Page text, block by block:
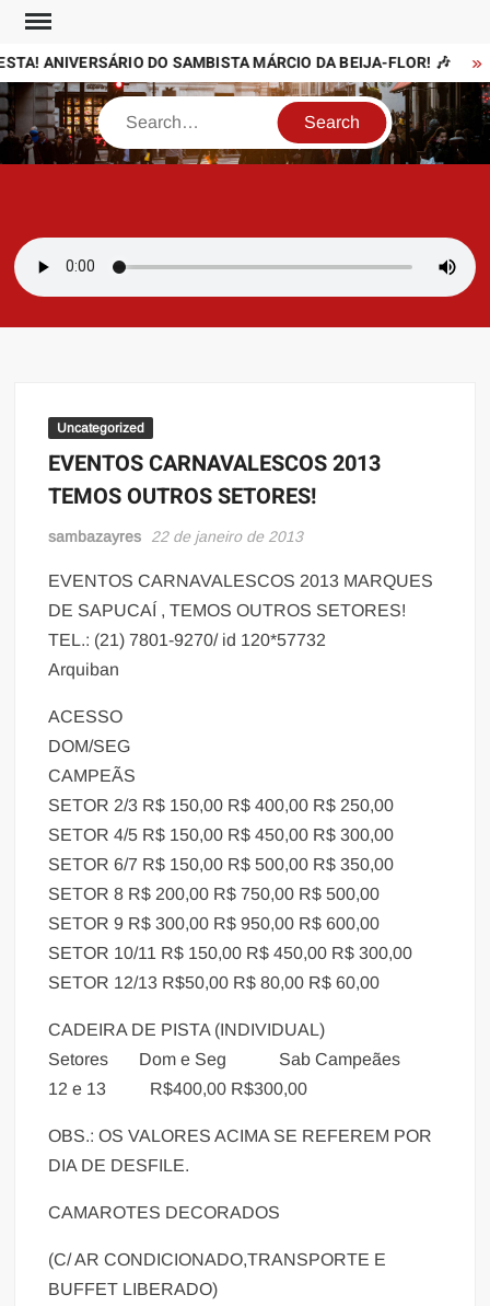
Skip
contentANIVERSÁRIO DO SAMBISTA MÁRCIO DA BEIJA-FLOR! 🎶
Search
Uncategorized
EVENTOS CARNAVALESCOS 2013
TEMOS OUTROS SETORES!
sambazayres 22 de janeiro de 2013
EVENTOS CARNAVALESCOS 2013 MARQUES
DE SAPUCAÍ , TEMOS OUTROS SETORES!
TEL.: (21) 7801-9270/ id 120*57732
Arquiban
ACESSO
DOM/SEG
CAMPEÃS
SETOR 2/3 R$ 150,00 R$ 400,00 R$ 250,00
SETOR 4/5 R$ 150,00 R$ 450,00 R$ 300,00
SETOR 6/7 R$ 150,00 R$ 500,00 R$ 350,00
SETOR 8 R$ 200,00 R$ 750,00 R$ 500,00
SETOR 9 R$ 300,00 R$ 950,00 R$ 600,00
SETOR 10/11 R$ 150,00 R$ 450,00 R$ 300,00
SETOR 12/13 R$50,00 R$ 80,00 R$ 60,00
CADEIRA DE PISTA (INDIVIDUAL)
Setores Dom e Seg Sab Campeães
12 e 13 R$400,00 R$300,00
OBS.: OS VALORES ACIMA SE REFEREM POR
DIA DE DESFILE.
CAMAROTES DECORADOS
(C/ AR CONDICIONADO,TRANSPORTE E
BUFFET LIBERADO)